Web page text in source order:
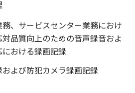
、サービスセンター業務におけ
品質向上のための音声録音およ
おける録画記録
よび防犯カメラ録画記録